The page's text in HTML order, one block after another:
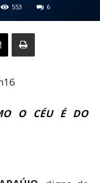
553 6
O CÉU É DO